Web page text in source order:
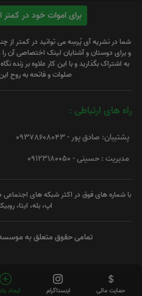
برای اموات خود در کمتر از 3 دقیقه یادبود
شما در نشریه آی پُرسِه می توانید در کمتر از
و برای دوستان و آشنایان لینک اختصاصی آن
به اشتراک بگذارید و با این کار علاوه بر زنده
صلوات و فاتحه به روح
راه های ارتباطی :
پشتیبان: صادق پور - 09378608043
مدیریت : حسینی - 09123180050
با شماره های فوق در اکثر شبکه های
اپ، بله، ایتا،
تمامی حقوق متعلق به موسسه
حمایت مالی اینستاگرام ایجاد